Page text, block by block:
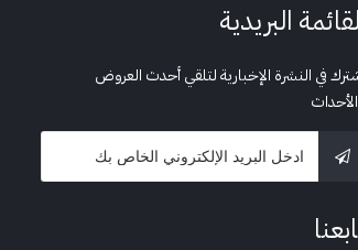
البريدية
في النشرة الإخبارية لتلقي أحدث العروض